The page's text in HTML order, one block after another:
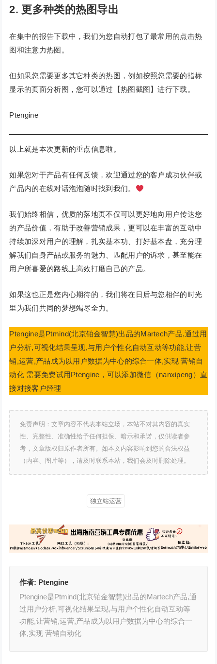
2. 更多种类的热图导出
在集中的报告下载中，我们为您自动打包了最常用的点击热
图和注意力热图。
但如果您需要更多其它种类的热图，例如按照您需要的指标
显示的页面分析图，您可以通过【热图截图】进行下载。
Ptengine
以上就是本次更新的重点信息啦。
如果您对于产品有任何反馈，欢迎通过您的客户成功伙伴或
产品内的在线对话泡泡随时找到我们。
我们始终相信，优质的落地页不仅可以更好地向用户传达您
的产品价值，有助于改善营销成果，更可以在丰富的互动中
持续加深对用户的理解，扎实基本功、打好基本盘，充分理
解我们自身产品或服务的魅力、匹配用户的诉求，甚至能在
用户所喜爱的路线上高效打磨自己的产品。
如果这也正是您内心期待的，我们将在日后与您相伴的时光
里为我们共同的梦想竭尽全力。
Ptengine是Ptmind(北京铂金智慧)出品的Martech产品,通过用
户分析,可视化结果呈现,与用户个性化自动互动等功能,让营
销,运营,产品成为以用户数据为中心的综合一体,实现 营销自
动化 需要免费试用Ptengine，可以添加微信（nanxipeng）直
接对接客户经理
免责声明：文章内容不代表本站立场，本站不对其内容的真实
性、完整性、准确性给予任何担保、暗示和承诺，仅供读者参
考，文章版权归原作者所有。如本文内容影响到您的合法权益
（内容、图片等），请及时联系本站，我们会及时删除处理。
独立站运营
作者: Ptengine
Ptengine是Ptmind(北京铂金智慧)出品的Martech产品,通
过用户分析,可视化结果呈现,与用户个性化自动互动等
功能,让营销,运营,产品成为以用户数据为中心的综合一
体,实现 营销自动化